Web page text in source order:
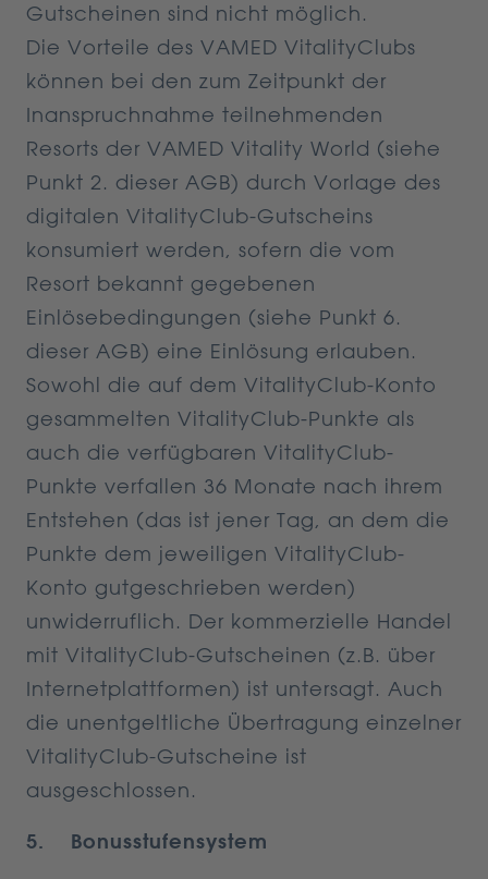
Gutscheinen sind nicht möglich.
Die Vorteile des VAMED VitalityClubs
können bei den zum Zeitpunkt der
Inanspruchnahme teilnehmenden
Resorts der VAMED Vitality World (siehe
Punkt 2. dieser AGB) durch Vorlage des
digitalen VitalityClub-Gutscheins
konsumiert werden, sofern die vom
Resort bekannt gegebenen
Einlösebedingungen (siehe Punkt 6.
dieser AGB) eine Einlösung erlauben.
Sowohl die auf dem VitalityClub-Konto
gesammelten VitalityClub-Punkte als
auch die verfügbaren VitalityClub-
Punkte verfallen 36 Monate nach ihrem
Entstehen (das ist jener Tag, an dem die
Punkte dem jeweiligen VitalityClub-
Konto gutgeschrieben werden)
unwiderruflich. Der kommerzielle Handel
mit VitalityClub-Gutscheinen (z.B. über
Internetplattformen) ist untersagt. Auch
die unentgeltliche Übertragung einzelner
VitalityClub-Gutscheine ist
ausgeschlossen.
5. Bonusstufensystem